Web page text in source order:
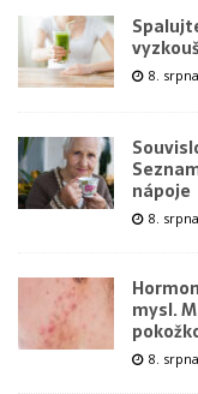
8.
nápoje
8.
mysl.
8.